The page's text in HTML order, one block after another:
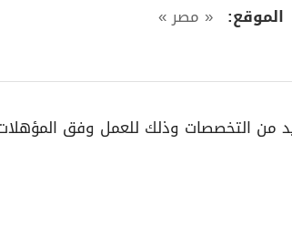
الموقع: « مصر »
التخصصات وذلك للعمل وفق